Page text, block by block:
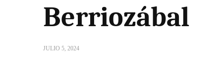
Berriozábal
JULIO 5, 2024